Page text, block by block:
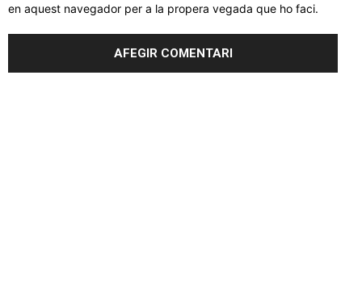
en aquest navegador per a la propera vegada que ho faci.